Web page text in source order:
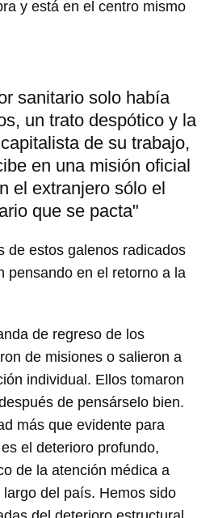
y está en el centro mismo
sanitario solo había
un trato despótico y la
de su trabajo,
en una misión oficial
el extranjero sólo el
que se pacta"
de estos galenos radicados
pensando en el retorno a la
de regreso de los
de misiones o salieron a
individual. Ellos tomaron
de pensárselo bien.
más que evidente para
el deterioro profundo,
de la atención médica a
del país. Hemos sido